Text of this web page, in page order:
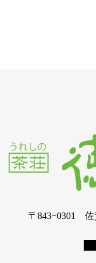
〒843−0301 佐